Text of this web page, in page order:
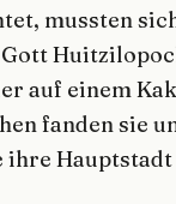
mussten
auf einem
fanden sie
ihre